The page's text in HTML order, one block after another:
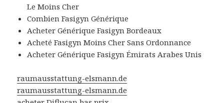
Le Moins Cher
Combien Fasigyn Générique
Acheter Générique Fasigyn Bordeaux
Acheté Fasigyn Moins Cher Sans Ordonnance
Acheter Générique Fasigyn Émirats Arabes Unis
raumausstattung-elsmann.de
raumausstattung-elsmann.de